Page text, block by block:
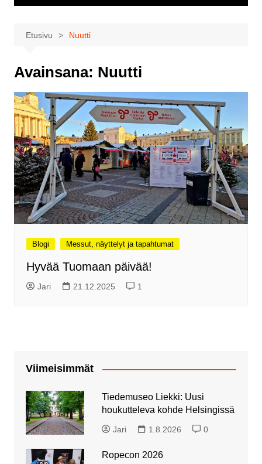
Etusivu Nuutti
Avainsana: Nuutti
Blogi Messut, näyttelyt ja tapahtumat
Hyvää Tuomaan päivää!
Jari 21.12.2025 1
Viimeisimmät
Tiedemuseo Liekki: Uusi
houkutteleva kohde Helsingissä
Jari 1.8.2026 0
Ropecon 2026